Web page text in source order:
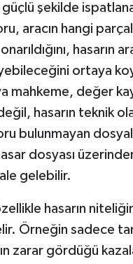
şekilde
aracın hangi
hasarın
ortaya
mahkeme, değer
hasarın teknik
bulunmayan
dosyası
gelebilir.
hasarın
Örneğin sadece
zarar gördüğü